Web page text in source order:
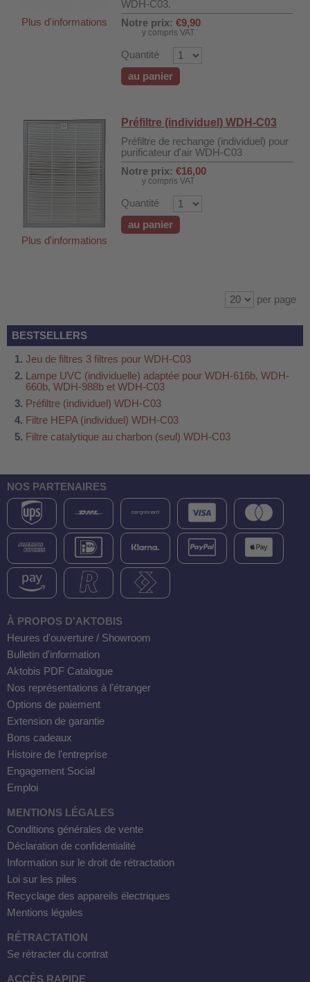
Plus d'informations
WDH-C03.
Notre prix: €9,90
y compris VAT
Quantité
au panier
Plus d'informations
Préfiltre (individuel) WDH-C03
Préfiltre de rechange (individuel) pour
purificateur d'air WDH-C03
Notre prix: €16,00
y compris VAT
Quantité
au panier
per page
BESTSELLERS
Jeu de filtres 3 filtres pour WDH-C03
Lampe UVC (individuelle) adaptée pour WDH-616b, WDH-
660b, WDH-988b et WDH-C03
Préfiltre (individuel) WDH-C03
Filtre HEPA (individuel) WDH-C03
Filtre catalytique au charbon (seul) WDH-C03
NOS PARTENAIRES
À PROPOS D'AKTOBIS
Heures d'ouverture / Showroom
Bulletin d'information
Aktobis PDF Catalogue
Nos représentations à l'étranger
Options de paiement
Extension de garantie
Bons cadeaux
Histoire de l'entreprise
Engagement Social
Emploi
MENTIONS LÉGALES
Conditions générales de vente
Déclaration de confidentialité
Information sur le droit de rétractation
Loi sur les piles
Recyclage des appareils électriques
Mentions légales
RÉTRACTATION
Se rétracter du contrat
ACCÈS RAPIDE